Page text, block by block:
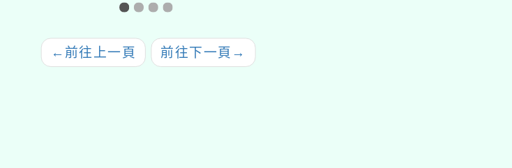
← 前往上一頁 前往下一頁 →